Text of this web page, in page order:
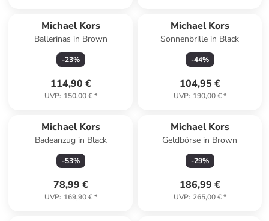
Michael Kors
Ballerinas in Brown
-23%
114,90 €
UVP: 150,00 €*
Michael Kors
Sonnenbrille in Black
-44%
104,95 €
UVP: 190,00 €*
Michael Kors
Badeanzug in Black
-53%
78,99 €
UVP: 169,90 €*
Michael Kors
Geldbörse in Brown
-29%
186,99 €
UVP: 265,00 €*